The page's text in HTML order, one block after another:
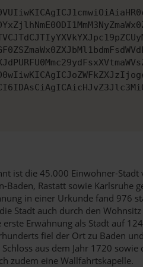
ist die 45.000 Einwohner-Stadt
Rastatt sowie Karlsruhe
in einer Urkunde fand 976
Stadt auch durch den
Erwähnung als Stadt auf
fiel der Ort zu Baden
aus dem Jahr 1720 sowie
zudem eine Wallfahrtskapelle.